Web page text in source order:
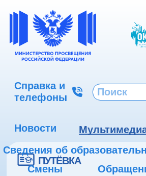
Справка и
телефоны
Новости
Сведения об
Смены
ПУТЁВКА